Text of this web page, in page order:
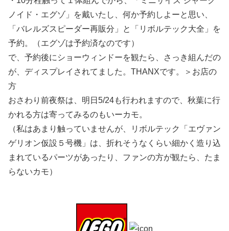
ノイド・エグゾ」を戴いたし、何か予約しよーと思い、
「バレルズスピーダー再販分」と「リボルテック大全」を
予約。（エグゾは予約済なのです）
で、予約後にショーウィンドーを観たら、さっき組んだの
が、ディスプレイされてました。THANXです。＞お店の
方
おさわり前夜祭は、明日5/24も行われますので、秋葉に行
かれる方は寄ってみるのもいーカモ。
（私はあまり触っていませんが、リボルテック「エヴァン
ゲリオン仮設５号機」は、折れそうなくらい細かく造り込
まれているパーツがあったり、ファンの方が観たら、たま
らないカモ）